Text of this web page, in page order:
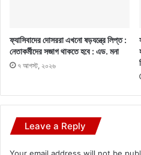
ফ্যাসিবাদের দোসররা এখনো ষড়যন্ত্রে লিপ্ত :
নেতাকর্মীদের সজাগ থাকতে হবে : এড. মনা
৭ আগস্ট, ২০২৬
Leave a Reply